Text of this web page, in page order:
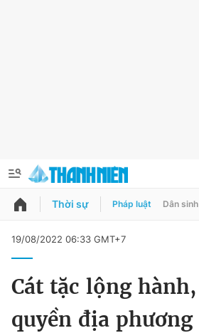
QUẢNG CÁO
Chuyên mục
Đổi mật khẩu
Tin đã lưu
Thời sự Pháp luật Dân sinh
19/08/2022 06:33 GMT+7
Cát tặc lộng
quyền địa phương